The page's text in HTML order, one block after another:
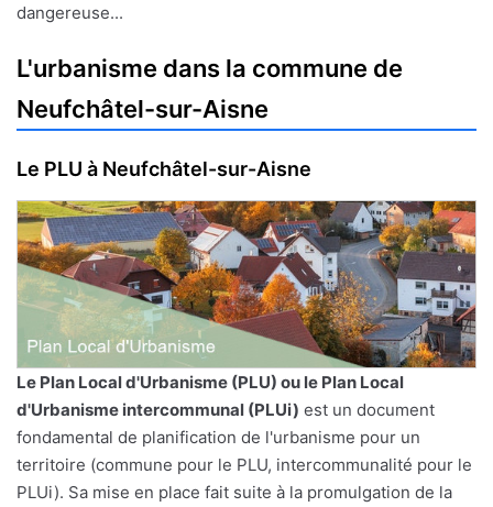
dangereuse...
L'urbanisme dans la commune de
Neufchâtel-sur-Aisne
Le PLU à Neufchâtel-sur-Aisne
Le Plan Local d'Urbanisme (PLU) ou le Plan Local
d'Urbanisme intercommunal (PLUi) est un document
fondamental de planification de l'urbanisme pour un
territoire (commune pour le PLU, intercommunalité pour le
PLUi). Sa mise en place fait suite à la promulgation de la